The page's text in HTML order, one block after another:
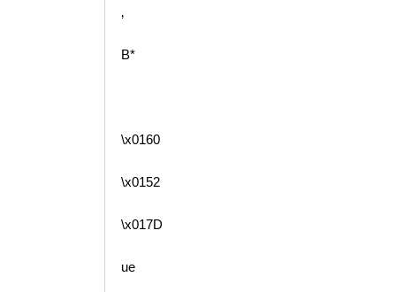
‚
B*
\x0160
\x0152
\x017D
ue